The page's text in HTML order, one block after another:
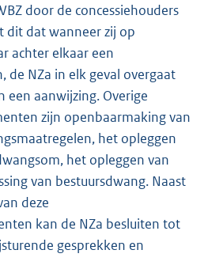
door de concessiehouders
dit dat wanneer zij op
achter elkaar een
de NZa in elk geval overgaat
een aanwijzing. Overige
zijn openbaarmaking van
het opleggen
het opleggen van
van bestuursdwang. Naast
deze
kan de NZa besluiten tot
gesprekken en